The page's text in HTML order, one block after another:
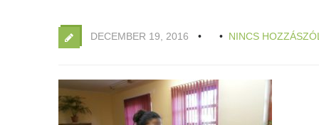
DECEMBER 19, 2016 NINCS